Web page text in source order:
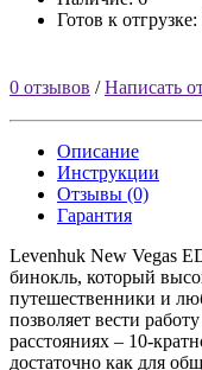
Готов к
0 отзывов /Написать
Описание
Инструкции
Отзывы (0)
Гарантия
Levenhuk New Vegas
бинокль, который
путешественники и
позволяет вести
расстояниях – 10-
достаточно как для